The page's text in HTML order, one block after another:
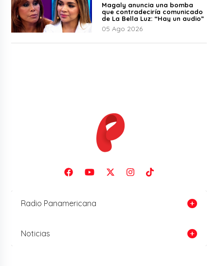
Magaly anuncia una bomba
que contradeciría comunicado
de La Bella Luz: “Hay un audio”
05 Ago 2026
Radio Panamericana
Noticias